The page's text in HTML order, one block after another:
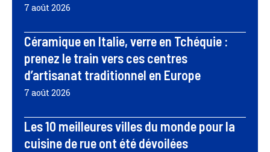
7 août 2026
Céramique en Italie, verre en Tchéquie :
prenez le train vers ces centres
d’artisanat traditionnel en Europe
7 août 2026
Les 10 meilleures villes du monde pour la
cuisine de rue ont été dévoilées